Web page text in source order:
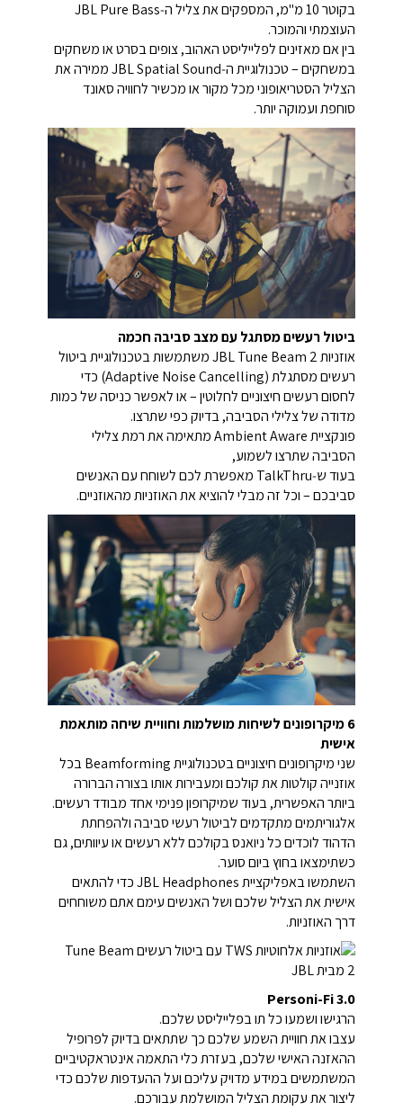
בקוטר 10 מ"מ, המספקים את צליל ה‑JBL Pure Bass
העוצמתי והמוכר.
בין אם מאזינים לפלייליסט האהוב, צופים בסרט או משחקים
במשחקים – טכנולוגיית ה‑JBL Spatial Sound ממירה את
הצליל הסטריאופוני מכל מקור או מכשיר לחוויה סאונד
סוחפת ועמוקה יותר.
ביטול רעשים מסתגל עם מצב סביבה חכמה
אוזניות JBL Tune Beam 2 משתמשות בטכנולוגיית ביטול
רעשים מסתגלת (Adaptive Noise Cancelling) כדי
לחסום רעשים חיצוניים לחלוטין – או לאפשר כניסה של כמות
מדודה של צלילי הסביבה, בדיוק כפי שתרצו.
פונקציית Ambient Aware מתאימה את רמת צלילי
הסביבה שתרצו לשמוע,
בעוד ש‑TalkThru מאפשרת לכם לשוחח עם האנשים
סביבכם – וכל זה מבלי להוציא את האוזניות מהאוזניים.
6 מיקרופונים לשיחות מושלמות וחוויית שיחה מותאמת
אישית
שני מיקרופונים חיצוניים בטכנולוגיית Beamforming בכל
אוזנייה קולטות את קולכם ומעבירות אותו בצורה הברורה
ביותר האפשרית, בעוד שמיקרופון פנימי אחד מבודד רעשים.
אלגוריתמים מתקדמים לביטול רעשי סביבה ולהפחתת
הדהוד לוכדים כל ניואנס בקולכם ללא רעשים או עיוותים, גם
כשתימצאו בחוץ ביום סוער.
השתמשו באפליקציית JBL Headphones כדי להתאים
אישית את הצליל שלכם ושל האנשים עימם אתם משוחחים
דרך האוזניות.
Personi-Fi 3.0
הרגישו ושמעו כל תו בפלייליסט שלכם.
עצבו את חוויית השמע שלכם כך שתתאים בדיוק לפרופיל
ההאזנה האישי שלכם, בעזרת כלי התאמה אינטראקטיביים
המשתמשים במידע מדויק עליכם ועל ההעדפות שלכם כדי
ליצור את עקומת הצליל המושלמת עבורכם.